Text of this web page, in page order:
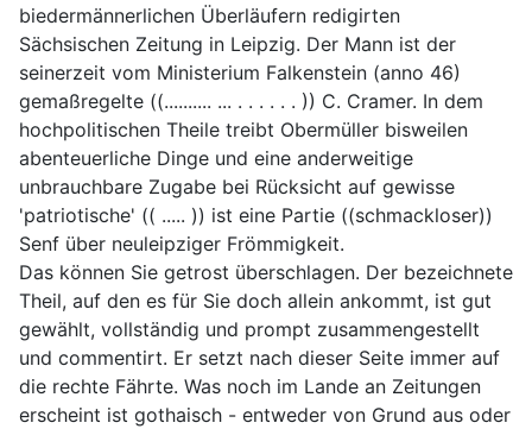
biedermännerlichen Überläufern redigirten
Sächsischen Zeitung in Leipzig. Der Mann ist der
seinerzeit vom Ministerium Falkenstein (anno 46)
gemaßregelte ((.......... ... . . . . . . )) C. Cramer. In dem
hochpolitischen Theile treibt Obermüller bisweilen
abenteuerliche Dinge und eine anderweitige
unbrauchbare Zugabe bei Rücksicht auf gewisse
'patriotische' (( ..... )) ist eine Partie ((schmackloser))
Senf über neuleipziger Frömmigkeit.
Das können Sie getrost überschlagen. Der bezeichnete
Theil, auf den es für Sie doch allein ankommt, ist gut
gewählt, vollständig und prompt zusammengestellt
und commentirt. Er setzt nach dieser Seite immer auf
die rechte Fährte. Was noch im Lande an Zeitungen
erscheint ist gothaisch - entweder von Grund aus oder